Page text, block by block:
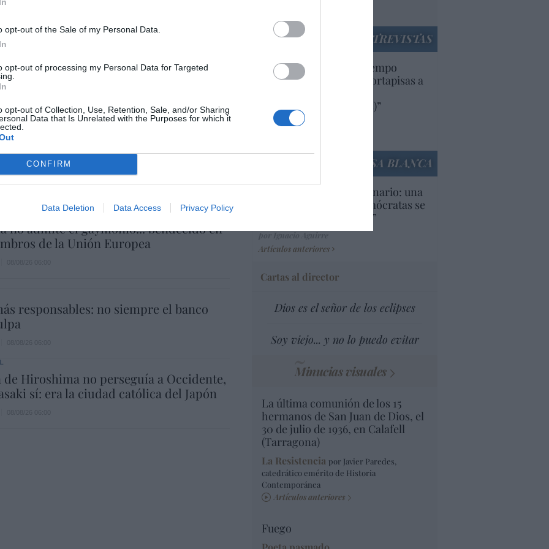
opt-out of the Sale of my Personal Data.
opt-out of processing my Personal Data for Targeted
opt-out of Collection, Use, Retention, Sale, and/or Sharing
Data that Is Unrelated with the Purposes for which it
CONFIRM
Data Deletion Data Access Privacy Policy
en la boya
08/26 06:00
mal, gobernemos barato”
no es solo “híbrida” ni “biopolítica”, sino
y la ganará la Virgen
no admite el gaymonio... bendecido en
de la Unión Europea
responsables: no siempre el banco
de Hiroshima no perseguía a Occidente,
sí: era la ciudad católica del Japón
ENTREVISTAS
“Europa lleva mucho tiempo
poniendo aranceles y cortapisas a
americanas (y europeas)”
por Ana Sánchez Arjona
LA CASA BLANCA
EEUU. Inquietante escenario: una
tercera parte de los demócratas se
define como “socialista”
Artículos anteriores
Cartas al director
Dios es el señor de los eclipses
Soy viejo... y no lo puedo evitar
Minucias visuales
La última comunión de los 15
hermanos de San Juan de Dios, el
30 de julio de 1936, en Calafell
(Tarragona)
La Resistencia por Javier Paredes,
catedrático emérito de Historia
Contemporánea
Artículos anteriores
Fuego